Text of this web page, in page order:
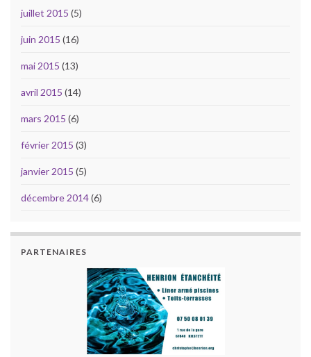
juillet 2015 (5)
juin 2015 (16)
mai 2015 (13)
avril 2015 (14)
mars 2015 (6)
février 2015 (3)
janvier 2015 (5)
décembre 2014(6)
PARTENAIRES